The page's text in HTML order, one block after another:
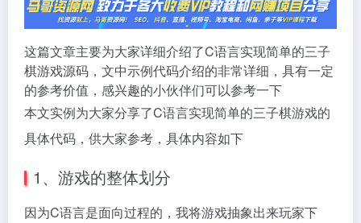
这篇文章主要为大家详细介绍了C语言实现简单的三子
棋游戏源码，文中示例代码介绍的非常详细，具有一定
的参考价值，感兴趣的小伙伴们可以参考一下
本文实例为大家分享了C语言实现简单的三子棋游戏的
具体代码，供大家参考，具体内容如下
1、游戏的整体划分
因为C语言是面向过程的，我将游戏抽象出来玩家下